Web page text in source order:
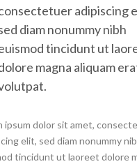
adipiscing
diam nonummy nibh
tincidunt ut
magna aliquam
ipsum dolor sit amet,
elit, sed diam nonummy
tincidunt ut laoreet dolore